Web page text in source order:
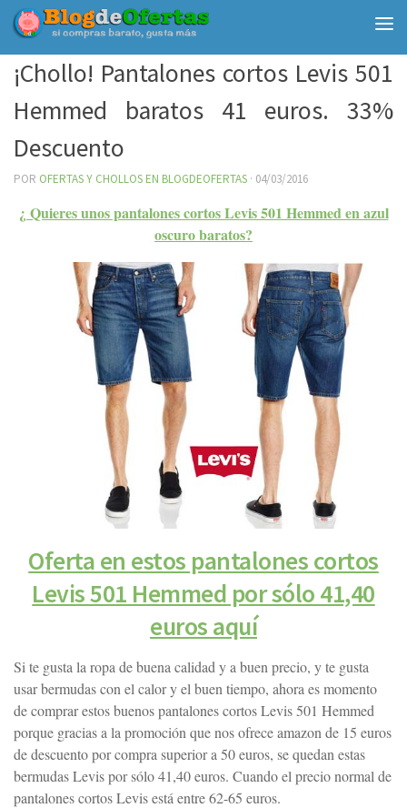
Debajo del contenido
¡Chollo! Pantalones cortos Levis 501
Hemmed baratos 41 euros. 33%
Descuento
POR OFERTAS Y CHOLLOS EN BLOGDEOFERTAS · 04/03/2016
¿ Quieres unos pantalones cortos Levis 501 Hemmed en azul
oscuro baratos?
Oferta en estos pantalones cortos
Levis 501 Hemmed por sólo 41,40
euros aquí
Si te gusta la ropa de buena calidad y a buen precio, y te gusta
usar bermudas con el calor y el buen tiempo, ahora es momento
de comprar estos buenos pantalones cortos Levis 501 Hemmed
porque gracias a la promoción que nos ofrece amazon de 15 euros
de descuento por compra superior a 50 euros, se quedan estas
bermudas Levis por sólo 41,40 euros. Cuando el precio normal de
pantalones cortos Levis está entre 62-65 euros.